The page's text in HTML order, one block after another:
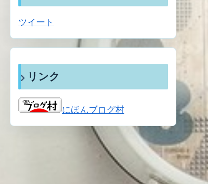
ツイート
リンク
にほんブログ村